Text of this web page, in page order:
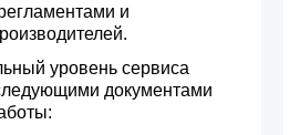
и
уровень сервиса
документами